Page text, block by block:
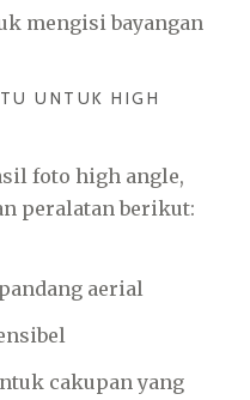
mengisi bayangan
UNTUK HIGH
foto high angle,
peralatan berikut:
aerial
cakupan yang